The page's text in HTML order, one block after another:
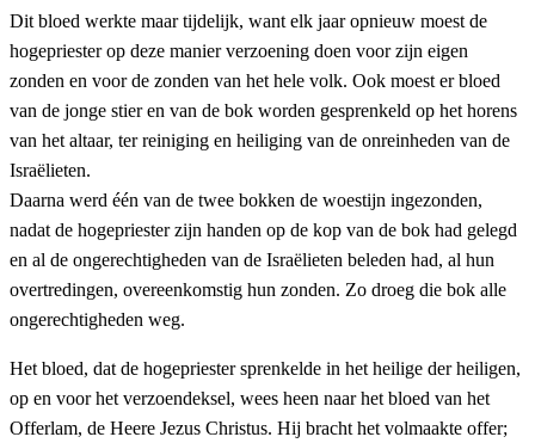
Dit bloed werkte maar tijdelijk, want elk jaar opnieuw moest de
hogepriester op deze manier verzoening doen voor zijn eigen
zonden en voor de zonden van het hele volk. Ook moest er bloed
van de jonge stier en van de bok worden gesprenkeld op het horens
van het altaar, ter reiniging en heiliging van de onreinheden van de
Israëlieten.
Daarna werd één van de twee bokken de woestijn ingezonden,
nadat de hogepriester zijn handen op de kop van de bok had gelegd
en al de ongerechtigheden van de Israëlieten beleden had, al hun
overtredingen, overeenkomstig hun zonden. Zo droeg die bok alle
ongerechtigheden weg.
Het bloed, dat de hogepriester sprenkelde in het heilige der heiligen,
op en voor het verzoendeksel, wees heen naar het bloed van het
Offerlam, de Heere Jezus Christus. Hij bracht het volmaakte offer;